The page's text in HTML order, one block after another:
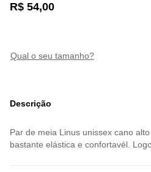
R$ 54,00
qual o seu tamanho?
Descrição
Par de meia Linus unissex cano
bastante elástica e confortavél.